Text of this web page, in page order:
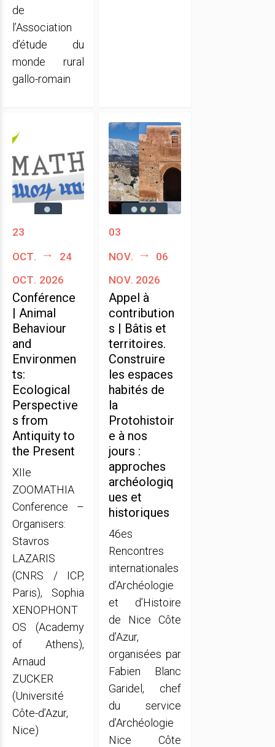
de
l’Association
d’étude du
monde rural
gallo-romain
23
oct.
24
oct. 2026
Conférence
| Animal
Behaviour
and
Environmen
ts:
Ecological
Perspective
s from
Antiquity to
the Present
XIIe
ZOOMATHIA
Conference –
Organisers:
Stavros
LAZARIS
(CNRS / ICP,
Paris), Sophia
XENOPHONT
OS (Academy
of Athens),
Arnaud
ZUCKER
(Université
Côte-d’Azur,
Nice)
03
nov.
06
nov. 2026
Appel à
contribution
s | Bâtis et
territoires.
Construire
les espaces
habités de
la
Protohistoir
e à nos
jours :
approches
archéologiq
ues et
historiques
46es
Rencontres
internationales
d’Archéologie
et d’Histoire
de Nice Côte
d’Azur,
organisées par
Fabien Blanc
Garidel, chef
du service
d’Archéologie
Nice Côte